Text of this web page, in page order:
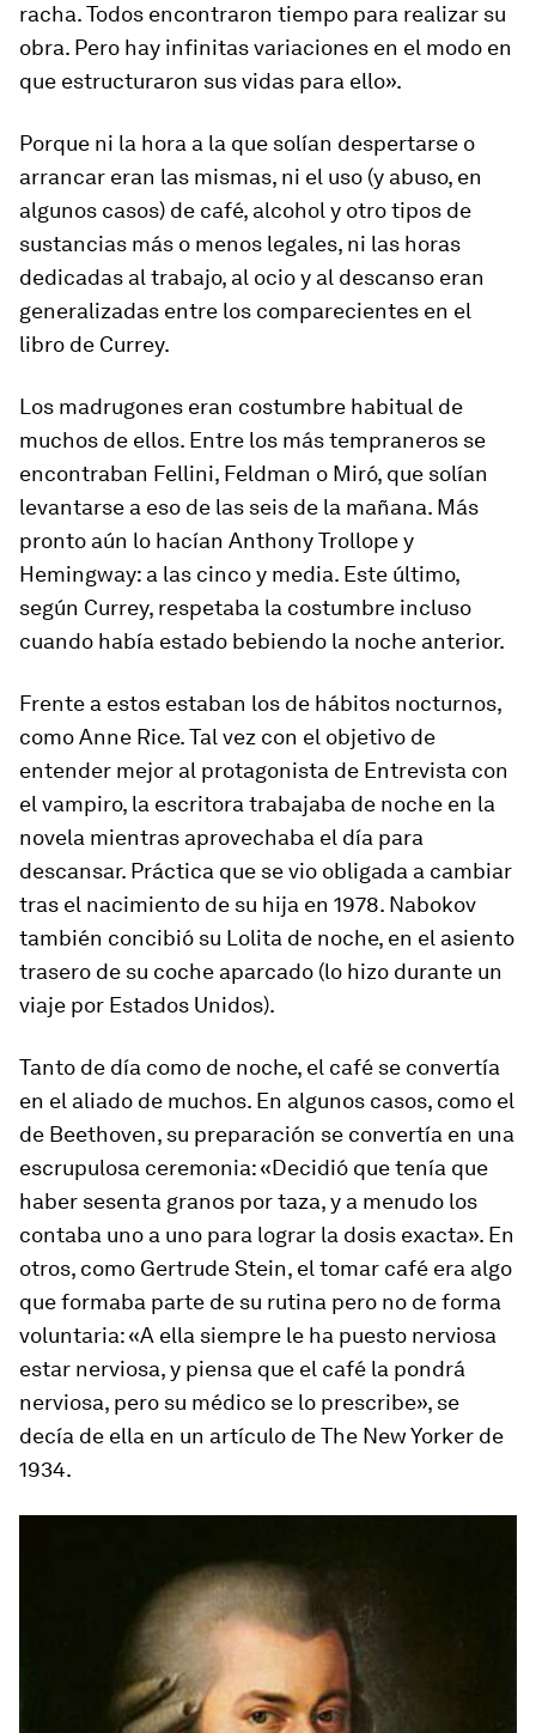
racha. Todos encontraron tiempo para realizar su
obra. Pero hay infinitas variaciones en el modo en
que estructuraron sus vidas para ello».
Porque ni la hora a la que solían despertarse o
arrancar eran las mismas, ni el uso (y abuso, en
algunos casos) de café, alcohol y otro tipos de
sustancias más o menos legales, ni las horas
dedicadas al trabajo, al ocio y al descanso eran
generalizadas entre los comparecientes en el
libro de Currey.
Los madrugones eran costumbre habitual de
muchos de ellos. Entre los más tempraneros se
encontraban Fellini, Feldman o Miró, que solían
levantarse a eso de las seis de la mañana. Más
pronto aún lo hacían Anthony Trollope y
Hemingway: a las cinco y media. Este último,
según Currey, respetaba la costumbre incluso
cuando había estado bebiendo la noche anterior.
Frente a estos estaban los de hábitos nocturnos,
como Anne Rice. Tal vez con el objetivo de
entender mejor al protagonista de Entrevista con
el vampiro, la escritora trabajaba de noche en la
novela mientras aprovechaba el día para
descansar. Práctica que se vio obligada a cambiar
tras el nacimiento de su hija en 1978. Nabokov
también concibió su Lolita de noche, en el asiento
trasero de su coche aparcado (lo hizo durante un
viaje por Estados Unidos).
Tanto de día como de noche, el café se convertía
en el aliado de muchos. En algunos casos, como el
de Beethoven, su preparación se convertía en una
escrupulosa ceremonia: «Decidió que tenía que
haber sesenta granos por taza, y a menudo los
contaba uno a uno para lograr la dosis exacta». En
otros, como Gertrude Stein, el tomar café era algo
que formaba parte de su rutina pero no de forma
voluntaria: «A ella siempre le ha puesto nerviosa
estar nerviosa, y piensa que el café la pondrá
nerviosa, pero su médico se lo prescribe», se
decía de ella en un artículo deThe New Yorker de
1934.